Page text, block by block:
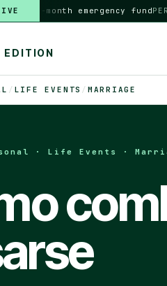
3-month emergency fund
EDITION
/ LIFE EVENTS / MARRIAGE
· Life Events ·